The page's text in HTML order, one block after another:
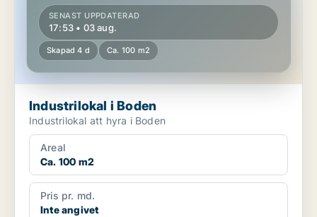
SENAST UPPDATERAD
17:53 • 03 aug.
Skapad 4 d Ca. 100 m2
Industrilokal i Boden
Industrilokal att hyra i Boden
Areal
Ca. 100 m2
Pris pr. md.
Inte angivet